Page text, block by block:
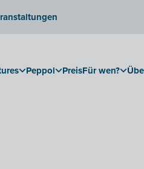
Peppol PreisFür wen?